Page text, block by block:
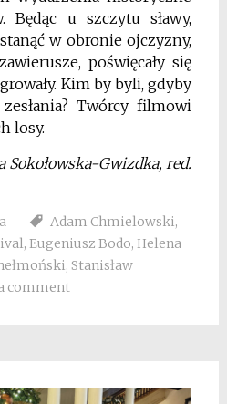
Będąc u szczytu sławy,
w obronie ojczyzny,
poświęcały się
Kim by byli, gdyby
Twórcy filmowi
losy.
Sokołowska-Gwizdka, red.
Adam Chmielowski,
, Eugeniusz Bodo, Helena
, Stanisław
comment